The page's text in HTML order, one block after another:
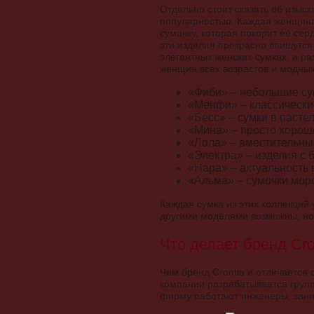
Отдельно стоит сказать об
популярностью. Каждая
сумочку, которая покорит её
эти изделия прекрасно
элегантных женских сумках, и
женщин всех возрастов и
«Фиби» – небольшие
«Менфи» –
«Бесс» – сумки в
«Мина» – просто
«Лола» –
«Электра» – изделия с
«Нара» –
«Альма» – сумочки
Каждая сумка из этих
другими моделями возможны,
Что делает бренд
Чем бренд Cromia и отличается
компании разрабатывается
фирму работают инженеры,